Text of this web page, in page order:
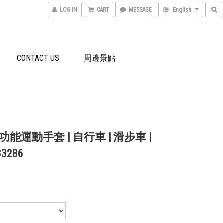
LOG IN CART MESSAGE English
CONTACT US 周邊景點
能運動手套 | 自行車 | 滑步車 |